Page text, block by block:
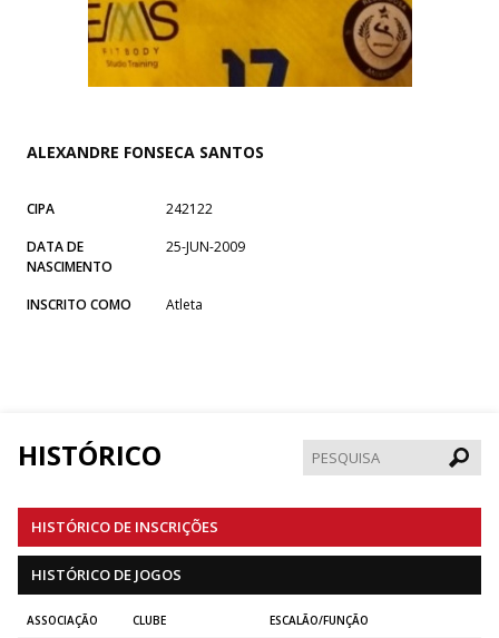
ALEXANDRE FONSECA SANTOS
CIPA
242122
DATA DE
NASCIMENTO
25-JUN-2009
INSCRITO COMO Atleta
HISTÓRICO
HISTÓRICO DE INSCRIÇÕES
HISTÓRICO DE JOGOS
ASSOCIAÇÃO CLUBE ESCALÃO/FUNÇÃO